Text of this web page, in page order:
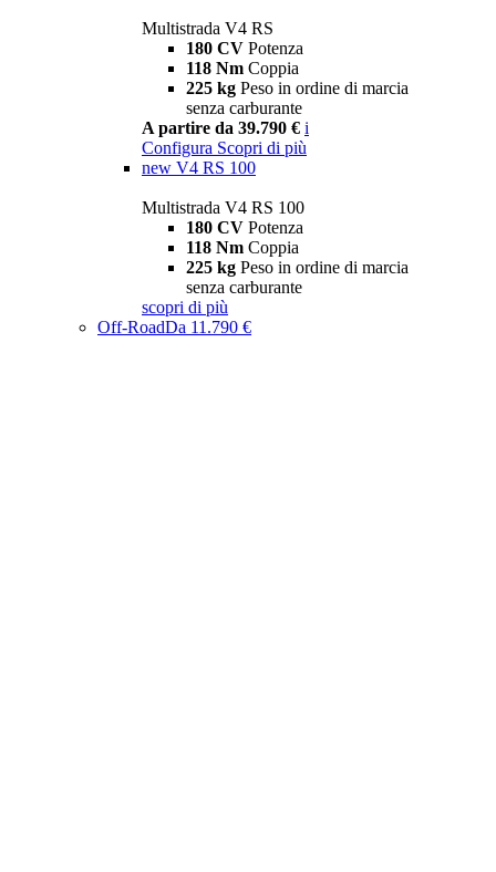
Multistrada V4 RS
180 CV Potenza
118 Nm Coppia
225 kg Peso in ordine di marcia
senza carburante
A partire da 39.790 € i
Configura Scopri di più
new V4 RS 100
Multistrada V4 RS 100
180 CV Potenza
118 Nm Coppia
225 kg Peso in ordine di marcia
senza carburante
scopri di più
Off-RoadDa 11.790 €